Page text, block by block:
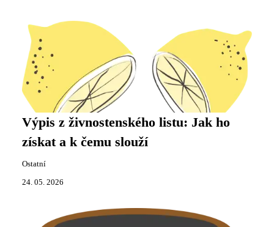
Výpis z živnostenského listu: Jak ho
získat a k čemu slouží
Ostatní
24. 05. 2026